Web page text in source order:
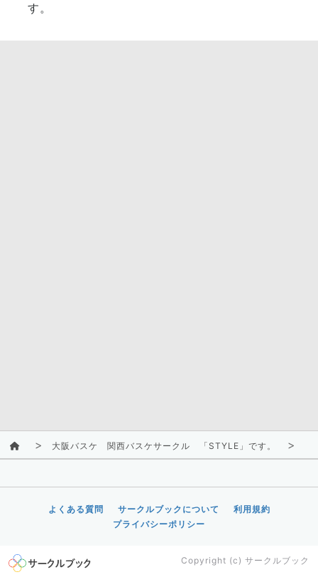
す。
大阪バスケ 関西バスケサークル 「STYLE」です。
よくある質問 サークルブックについて
利用規約
プライバシーポリシー
Copyright (c) サークルブック